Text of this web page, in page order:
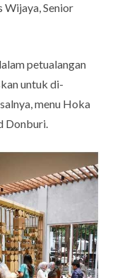
Wijaya, Senior
petualangan
untuk di-
menu Hoka
Donburi.